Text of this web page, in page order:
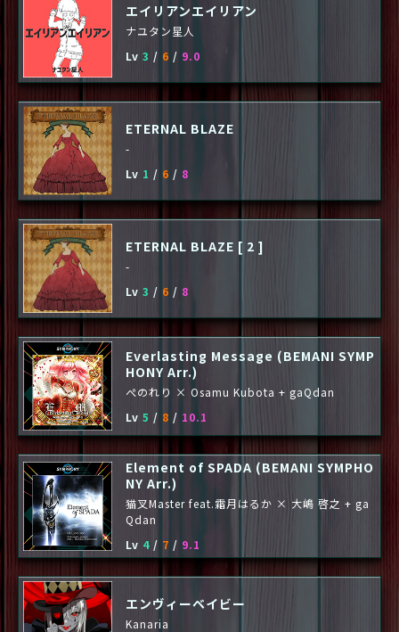
エイリアンエイリアン
ナユタン星人
Lv 3 / 6 / 9.0
ETERNAL BLAZE
-
Lv 1 / 6 / 8
ETERNAL BLAZE [ 2 ]
-
Lv 3 / 6 / 8
Everlasting Message (BEMANI SYMP
HONY Arr.)
ぺのれり × Osamu Kubota + gaQdan
Lv 5 / 8 / 10.1
Element of SPADA (BEMANI SYMPHO
NY Arr.)
猫叉Master feat.霜月はるか × 大嶋 啓之 + ga
Qdan
Lv 4 / 7 / 9.1
エンヴィーベイビー
Kanaria